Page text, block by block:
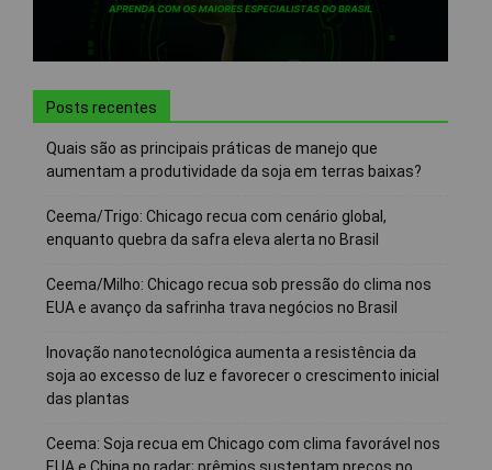
Posts recentes
Quais são as principais práticas de manejo que
aumentam a produtividade da soja em terras baixas?
Ceema/Trigo: Chicago recua com cenário global,
enquanto quebra da safra eleva alerta no Brasil
Ceema/Milho: Chicago recua sob pressão do clima nos
EUA e avanço da safrinha trava negócios no Brasil
Inovação nanotecnológica aumenta a resistência da
soja ao excesso de luz e favorecer o crescimento inicial
das plantas
Ceema: Soja recua em Chicago com clima favorável nos
EUA e China no radar; prêmios sustentam preços no